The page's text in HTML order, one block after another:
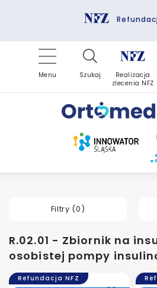
Darmowa
PomocFinansowanie
Zrealizuj
Menu Szukaj
Realizacja
zlecenia NFZ
Filtry (0)
R.02.01 - Zbiornik na
osobistej pompy
Refundacja NFZ